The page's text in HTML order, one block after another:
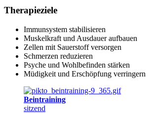
Therapieziele
Immunsystem stabilisieren
Muskelkraft und Ausdauer aufbauen
Zellen mit Sauerstoff versorgen
Schmerzen reduzieren
Psyche und Wohlbefinden stärken
Müdigkeit und Erschöpfung verringern
Beintraining
sitzend